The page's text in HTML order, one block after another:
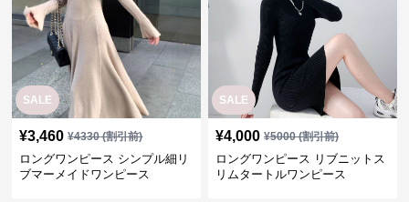
SALE
¥3,460 ¥4330(割引前)
ロングワンピース シンプル細リ
ブマーメイドワンピース
SALE
¥4,000 ¥5000(割引前)
ロングワンピース リブニットス
リムタートルワンピース